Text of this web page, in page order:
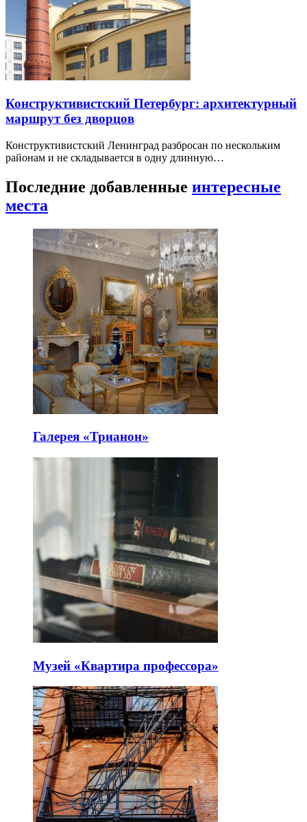
Конструктивистский Петербург: архитектурный
маршрут без дворцов
Конструктивистский Ленинград разбросан по нескольким
районам и не складывается в одну длинную…
Последние добавленные интересные
места
Галерея «Трианон»
Музей «Квартира профессора»